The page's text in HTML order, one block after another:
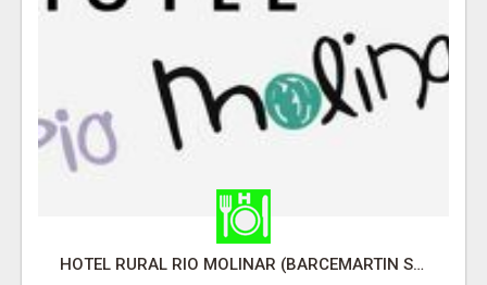
HOTEL RURAL RIO MOLINAR (BARCEMARTIN S.C.)